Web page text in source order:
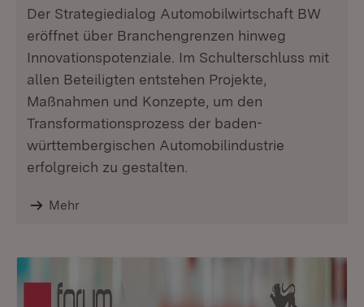
Der Strategiedialog Automobilwirtschaft BW
eröffnet über Branchengrenzen hinweg
Innovationspotenziale. Im Schulterschluss mit
allen Beteiligten entstehen Projekte,
Maßnahmen und Konzepte, um den
Transformationsprozess der baden-
württembergischen Automobilindustrie
erfolgreich zu gestalten.
Mehr